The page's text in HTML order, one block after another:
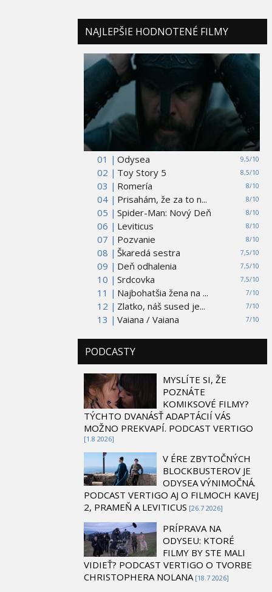
NAJLEPŠIE HODNOTENÉ FILMY
01 | 9,5/10
Odysea
02 |
8,5/10
Toy Story 5
03 |
8/10
Romería
04 |
8/10
Prisahám, že za to n...
05 |
8/10
Spider-Man: Nový Deň
06 |
8/10
Leviticus
07 |
8/10
Pozvanie
08 |
7,5/10
Škaredá sestra
09 |
7,5/10
Deň odhalenia
10 |
7,5/10
Srdcovka
11 |
7/10
Najbohatšia žena na ...
12 |
7/10
Zlatko, náš sused je...
13 |
7/10
Vaiana / Vaiana
PODCASTY
MYSLÍTE SI, ŽE
POZNÁTE
KOMIKSOVÉ FILMY?
TÝCHTO DVANÁSŤ ADAPTÁCIÍ VÁS
MOŽNO PREKVAPÍ. PODCAST VERTIGO
[1.8 2026]
V ÉRE ZBYTOČNÝCH
BLOCKBUSTEROV JE
ODYSEA VÝNIMOČNÁ.
PODCAST VERTIGO AJ O FILMOCH KAVEJ
2, PRAMEŇ A LEVITICUS [26.7 2026]
PRÍPRAVA NA
ODYSEU: KTORÉ
FILMY BY STE MALI
VIDIEŤ? PODCAST VERTIGO O TVORBE
CHRISTOPHERA NOLANA [18.7 2026]